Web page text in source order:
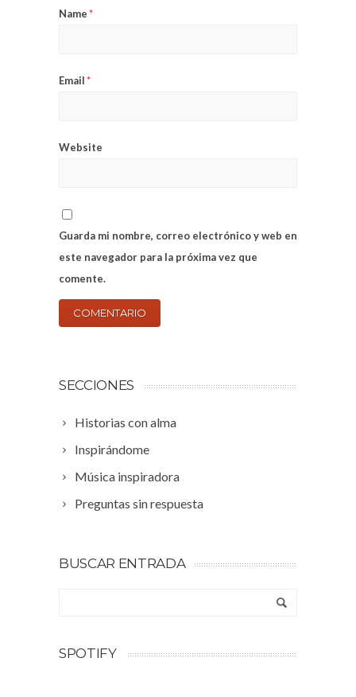
Name*
Email*
Website
Guarda mi nombre, correo electrónico y web en
este navegador para la próxima vez que
comente.
SECCIONES
Historias con alma
Inspirándome
Música inspiradora
Preguntas sin respuesta
BUSCAR ENTRADA
SPOTIFY